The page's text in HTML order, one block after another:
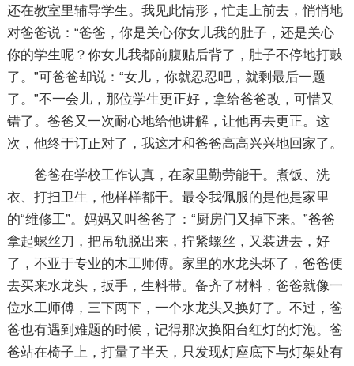
还在教室里辅导学生。我见此情形，忙走上前去，悄悄地
对爸爸说：“爸爸，你是关心你女儿我的肚子，还是关心
你的学生呢？你女儿我都前腹贴后背了，肚子不停地打鼓
了。”可爸爸却说：“女儿，你就忍忍吧，就剩最后一题
了。”不一会儿，那位学生更正好，拿给爸爸改，可惜又
错了。爸爸又一次耐心地给他讲解，让他再去更正。这
次，他终于订正对了，我这才和爸爸高高兴兴地回家了。
爸爸在学校工作认真，在家里勤劳能干。煮饭、洗
衣、打扫卫生，他样样都干。最令我佩服的是他是家里
的“维修工”。妈妈又叫爸爸了：“厨房门又掉下来。”爸爸
拿起螺丝刀，把吊轨脱出来，拧紧螺丝，又装进去，好
了，不亚于专业的木工师傅。家里的水龙头坏了，爸爸便
去买来水龙头，扳手，生料带。备齐了材料，爸爸就像一
位水工师傅，三下两下，一个水龙头又换好了。不过，爸
爸也有遇到难题的时候，记得那次换阳台红灯的灯泡。爸
爸站在椅子上，打量了半天，只发现灯座底下与灯架处有